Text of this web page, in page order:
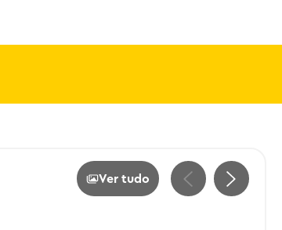
Ver tudo